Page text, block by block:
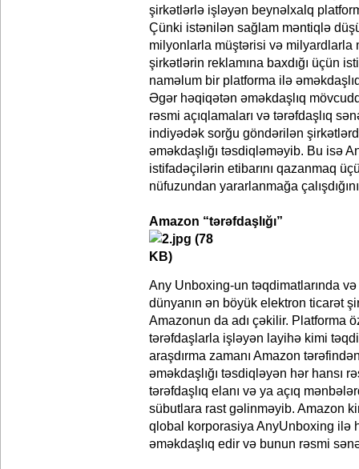
şirkətlərlə işləyən beynəlxalq
Çünki istənilən sağlam məntiqlə
milyonlarla müştərisi və milyardlarla
şirkətlərin reklamına baxdığı üçün
naməlum bir platforma ilə
Əgər həqiqətən əməkdaşlıq
rəsmi açıqlamaları və tərəfdaşlıq
indiyədək sorğu göndərilən
əməkdaşlığı təsdiqləməyib. Bu isə
istifadəçilərin etibarını qazanmaq
nüfuzundan yararlanmağa
Amazon “tərəfdaşlığı”
Any Unboxing-un təqdimatlarında
dünyanın ən böyük elektron ticarət
Amazonun da adı çəkilir. Platforma
tərəfdaşlarla işləyən layihə kimi
araşdırma zamanı Amazon
əməkdaşlığı təsdiqləyən hər hansı
tərəfdaşlıq elanı və ya açıq
sübutlara rast gəlinməyib. Amazon
qlobal korporasiya AnyUnboxing ilə
əməkdaşlıq edir və bunun rəsmi